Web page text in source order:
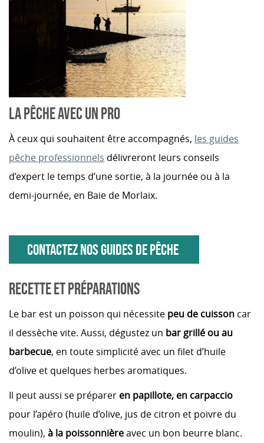
LA PÊCHE AVEC UN PRO
À ceux qui souhaitent être accompagnés, les guides
pêche professionnels délivreront leurs conseils
d’expert le temps d’une sortie, à la journée ou à la
demi-journée, en Baie de Morlaix.
CONTACTEZ NOS GUIDES DE PÊCHE
RECETTE ET PRÉPARATIONS
Le bar est un poisson qui nécessite peu de cuisson car
il dessèche vite. Aussi, dégustez un bar grillé ou au
barbecue, en toute simplicité avec un filet d’huile
d’olive et quelques herbes aromatiques.
Il peut aussi se préparer en papillote, en carpaccio
pour l’apéro (huile d’olive, jus de citron et poivre du
moulin), à la poissonnièreavec un bon beurre blanc.